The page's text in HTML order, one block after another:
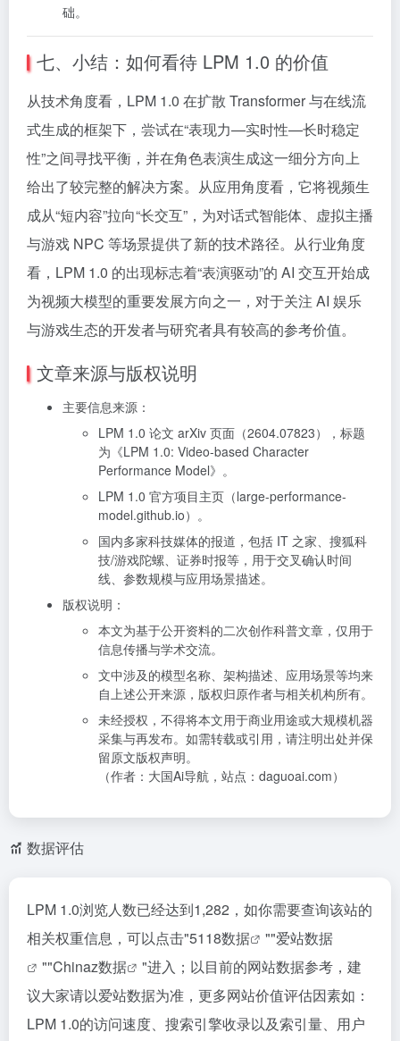
础。
七、小结：如何看待 LPM 1.0 的价值
从技术角度看，LPM 1.0 在扩散 Transformer 与在线流
式生成的框架下，尝试在“表现力—实时性—长时稳定
性”之间寻找平衡，并在角色表演生成这一细分方向上
给出了较完整的解决方案。从应用角度看，它将视频生
成从“短内容”拉向“长交互”，为对话式智能体、虚拟主播
与游戏 NPC 等场景提供了新的技术路径。从行业角度
看，LPM 1.0 的出现标志着“表演驱动”的 AI 交互开始成
为视频大模型的重要发展方向之一，对于关注 AI 娱乐
与游戏生态的开发者与研究者具有较高的参考价值。
文章来源与版权说明
主要信息来源：
LPM 1.0 论文 arXiv 页面（2604.07823），标题
为《LPM 1.0: Video-based Character
Performance Model》。
LPM 1.0 官方项目主页（large-performance-
model.github.io）。
国内多家科技媒体的报道，包括 IT 之家、搜狐科
技/游戏陀螺、证券时报等，用于交叉确认时间
线、参数规模与应用场景描述。
版权说明：
本文为基于公开资料的二次创作科普文章，仅用于
信息传播与学术交流。
文中涉及的模型名称、架构描述、应用场景等均来
自上述公开来源，版权归原作者与相关机构所有。
未经授权，不得将本文用于商业用途或大规模机器
采集与再发布。如需转载或引用，请注明出处并保
留原文版权声明。
（作者：大国Ai导航，站点：daguoai.com）
数据评估
LPM 1.0浏览人数已经达到1,282，如你需要查询该站的
相关权重信息，可以点击"5118数据 ""爱站数据
""Chinaz数据
"进入；以目前的网站数据参考，建
议大家请以爱站数据为准，更多网站价值评估因素如：
LPM 1.0的访问速度、搜索引擎收录以及索引量、用户